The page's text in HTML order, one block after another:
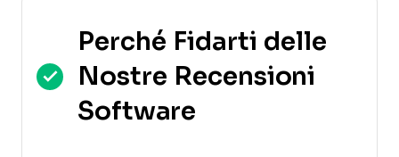
Perché Fidarti delle
Nostre Recensioni
Software